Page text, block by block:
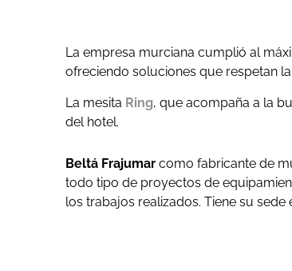
La empresa murciana cumplió al
ofreciendo soluciones que respetan
La mesita Ring, que acompaña a la
del hotel.
Beltá Frajumar como fabricante de
todo tipo de proyectos de
los trabajos realizados. Tiene su sede